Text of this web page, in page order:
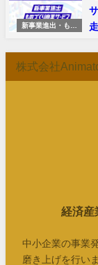
新事業進出・もの
株式会社
経済
中小企業の事業
磨き上げを行い